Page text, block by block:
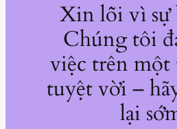
Xin lỗi vì sự
Chúng tôi
việc trên
tuyệt vời –
lại